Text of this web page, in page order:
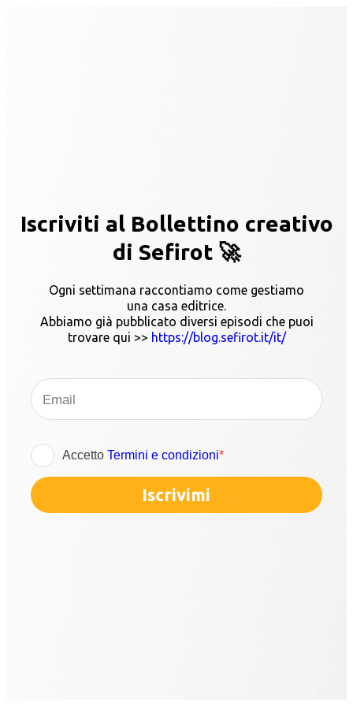
Iscriviti al Bollettino creativo
di Sefirot 🚀
Ogni settimana raccontiamo come gestiamo
una casa editrice.
Abbiamo già pubblicato diversi episodi che puoi
trovare qui >> https://blog.sefirot.it/it/
Accetto Termini e condizioni*
Iscrivimi